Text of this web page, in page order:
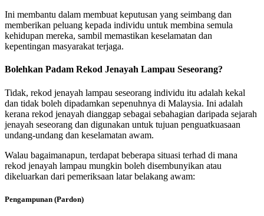
Ini membantu dalam membuat keputusan yang seimbang dan
memberikan peluang kepada individu untuk membina semula
kehidupan mereka, sambil memastikan keselamatan dan
kepentingan masyarakat terjaga.
Bolehkan Padam Rekod Jenayah Lampau Seseorang?
Tidak, rekod jenayah lampau seseorang individu itu adalah kekal
dan tidak boleh dipadamkan sepenuhnya di Malaysia. Ini adalah
kerana rekod jenayah dianggap sebagai sebahagian daripada sejarah
jenayah seseorang dan digunakan untuk tujuan penguatkuasaan
undang-undang dan keselamatan awam.
Walau bagaimanapun, terdapat beberapa situasi terhad di mana
rekod jenayah lampau mungkin boleh disembunyikan atau
dikeluarkan dari pemeriksaan latar belakang awam:
Pengampunan (Pardon)